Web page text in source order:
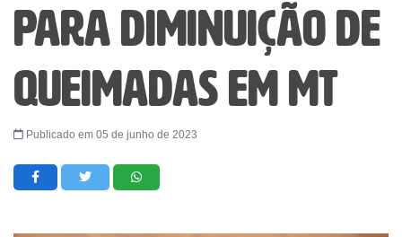
para diminuição de
queimadas em MT
Publicado em 05 de junho de 2023